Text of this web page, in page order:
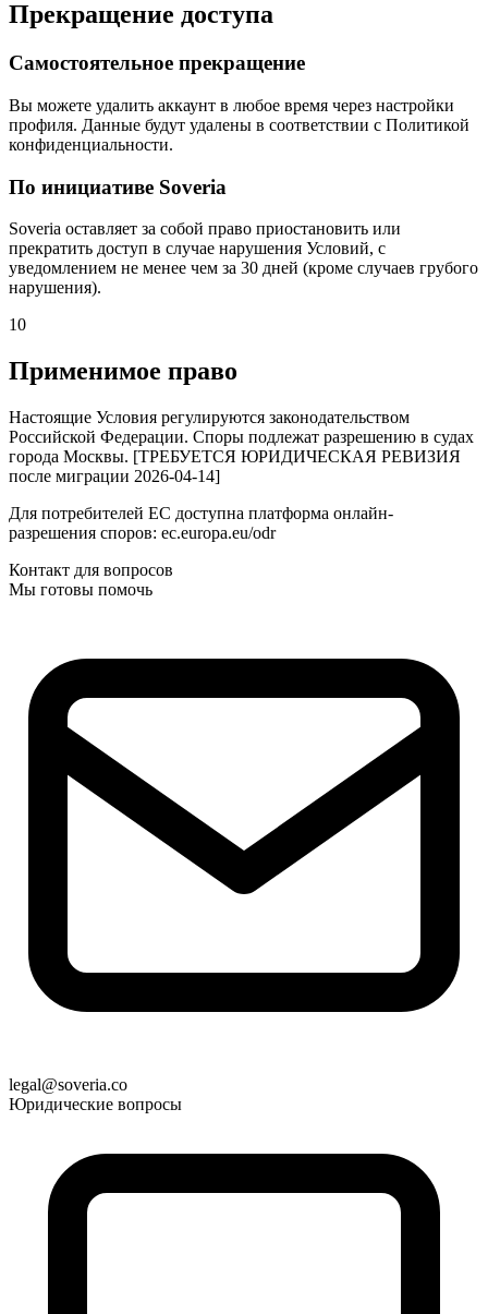
Прекращение доступа
Самостоятельное прекращение
Вы можете удалить аккаунт в любое время через настройки
профиля. Данные будут удалены в соответствии с Политикой
конфиденциальности.
По инициативе Soveria
Soveria оставляет за собой право приостановить или
прекратить доступ в случае нарушения Условий, с
уведомлением не менее чем за 30 дней (кроме случаев грубого
нарушения).
10
Применимое право
Настоящие Условия регулируются законодательством
Российской Федерации. Споры подлежат разрешению в судах
города Москвы. [ТРЕБУЕТСЯ ЮРИДИЧЕСКАЯ РЕВИЗИЯ
после миграции 2026-04-14]
Для потребителей ЕС доступна платформа онлайн-
разрешения споров: ec.europa.eu/odr
Контакт для вопросов
Мы готовы помочь
legal@soveria.co
Юридические вопросы